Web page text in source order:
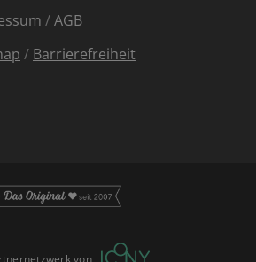
/AGB
/ Barrierefreiheit